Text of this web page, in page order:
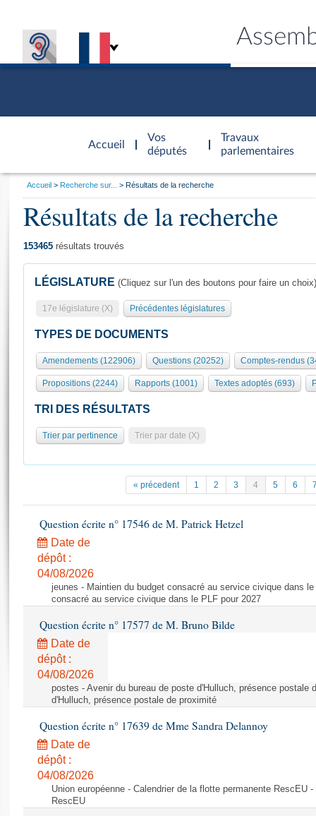
Accueil
d'accueil
Vos
députés
Travaux
parlementaires
Présidence
577 députés
Groupes politiques
Séance publique
Commissions et autres organes
Europe et International
Pétitions
Projets de loi
Propositions de loi
Amendements
Textes adoptés
Rapports législatifs
Rapports sur l'application des lois
Baromètre de l’application des lois
Dossiers législatifs
Budget et sécurité sociale
Questions écrites et orales
Comptes rendus des débats
Général
Rôle et pouvoirs de l'Assemblée
Organisation de l'Assemblée
Présidence Conférence des Présidents Bureau Collège des
Statistiques et chiffres clés
Documents de référence
( Constitution | Règlement de l'Assemblée ... )
Histoire
Juniors
Anciennes législatures
Visiter l'Assemblée
Visite virtuelle du palais Bourbon
Assister à une séance
Contacts et plan d'accès
Photos libres de droit
Vous
Accueil Recherche sur... Résultats de la recherche
Résultats de la recherche
153465 résultats trouvés
LÉGISLATURE (Cliquez sur l'un des boutons pour faire un choix)
17e législature (X) Précédentes législatures
TYPES DE DOCUMENTS
Amendements (122906) Questions (20252) Comptes-rendus
Propositions (2244) Rapports (1001) Textes adoptés (693)
TRI DES RÉSULTATS
Trier par pertinence Trier par date (X)
« précedent 1 2 3 4 5 6
Question écrite n° 17546 de M. Patrick Hetzel
Date de
dépôt :
04/08/2026
jeunes - Maintien du budget consacré au service civique dans
consacré au service civique dans le PLF pour 2027
Question écrite n° 17577 de M. Bruno Bilde
Date de
dépôt :
04/08/2026
postes - Avenir du bureau de poste d'Hulluch, présence postale
d'Hulluch, présence postale de proximité
Question écrite n° 17639 de Mme Sandra Delannoy
Date de
dépôt :
04/08/2026
Union européenne - Calendrier de la flotte permanente RescEU
RescEU